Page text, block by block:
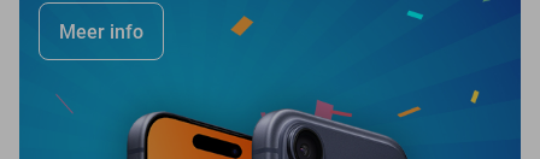
Meer info